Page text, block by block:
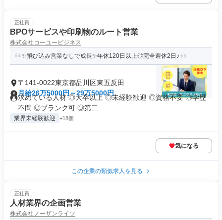
正社員
BPOサービスや印刷物のルート営業
株式会社コーユービジネス
✨飛び込み営業なしで成長✨年休120日以上◎完全週休2日♪
〒141-0022東京都品川区東五反田
月給26万5000円～29万5000円
求めている人材 ◎大卒以上 ◎未経験歓迎 ◎資格不要 ◎学歴
不問 ◎ブランク可 ◎第二...
業界未経験歓迎 +18個
気になる
この企業の類似求人を見る
正社員
人材業界の企画営業
株式会社ノーザンライツ